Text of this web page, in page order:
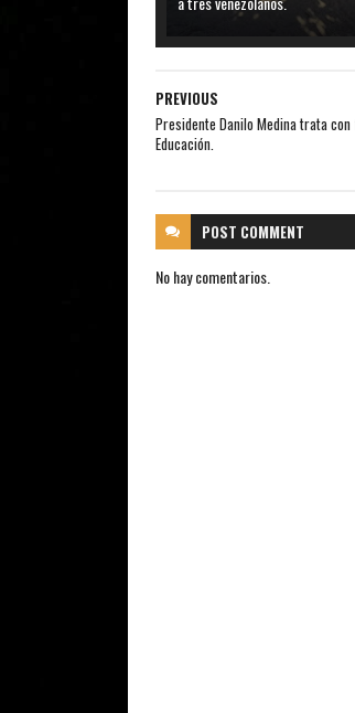
PREVIOUS
Presidente Danilo Medina trata
Educación.
POST COMMENT
No hay comentarios.